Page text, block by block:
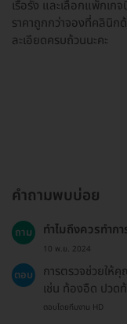
เรื้อรัง และเลือกแพ็กเก
ราคาถูกกว่าจองที่คลินิก
ละเอียดครบถ้วนนะคะ
คำถามพบบ่อย
ถาม ทำไมถึงควรทำก
10 พ.ย. 2024
ตอบ
การตรวจช่วยให้
เช่น ท้องอืด ปวด
ตอบโดยทีมงาน HD